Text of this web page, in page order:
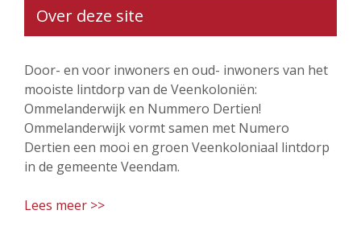
Over deze site
Door- en voor inwoners en oud- inwoners van het
mooiste lintdorp van de Veenkoloniën:
Ommelanderwijk en Nummero Dertien!
Ommelanderwijk vormt samen met Numero
Dertien een mooi en groen Veenkoloniaal lintdorp
in de gemeente Veendam.
Lees meer >>